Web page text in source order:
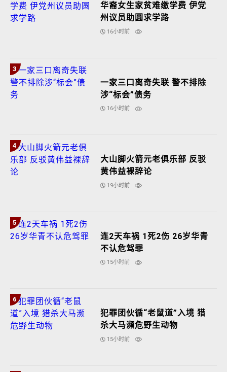
华裔女生家贫难缴学费 伊党
州议员助圆求学路
16小时前
3
一家三口离奇失联 警不排除
涉“标会”债务
16小时前
4
大山脚火箭元老俱乐部 反驳
黄伟益裸辞论
19小时前
5
连2天车祸 1死2伤 26岁华青
不认危驾罪
15小时前
6
犯罪团伙循“老鼠道”入境 猎
杀大马濒危野生动物
15小时前